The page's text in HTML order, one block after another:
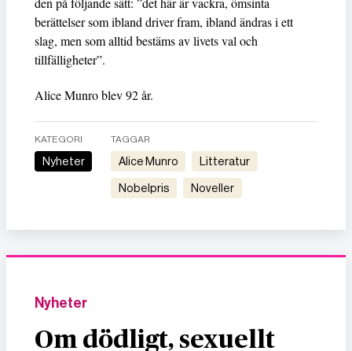
berättelser som ibland driver fram, ibland ändras i ett
slag, men som alltid bestäms av livets val och
tillfälligheter”.
Alice Munro blev 92 år.
KATEGORI
Nyheter
TAGGAR
Alice Munro litteratur
Nobelpris noveller
Nyheter
Om dödligt, sexuellt